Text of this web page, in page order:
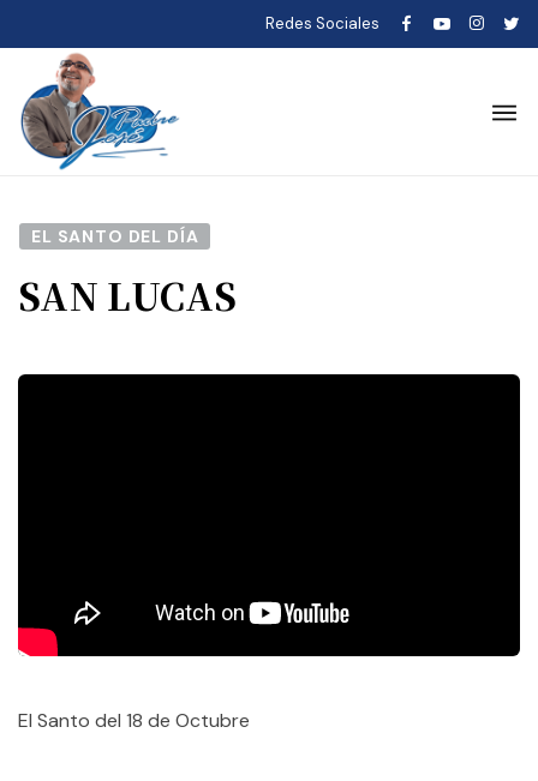
Redes Sociales
EL SANTO DEL DÍA
SAN LUCAS
El Santo del 18 de Octubre